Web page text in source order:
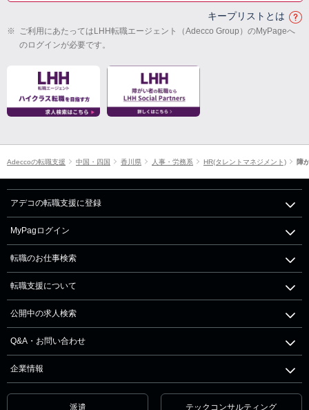
キープリストとは
※ ご利用にあたってはLHH転職エージェント（Adecco Group）のMyPageへ
のログインが必要です。
Adeccoの転職支援 中国・四国 香川県 人事・労務系 HR(タレントマネジメント) 障
アデコの転職支援に登録
MyPagログイン
転職のお仕事検索
転職支援について
公開中の求人検索
Q&A・お問い合わせ
企業情報
派遣 テックコンサルティング